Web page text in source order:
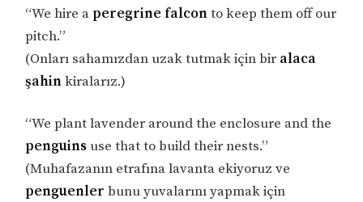
“We hire a peregrine falconto keep them off our
pitch.”
(Onları sahamızdan uzak tutmak için bir alaca
şahinkiralarız.)
“We plant lavender around the enclosure and the
penguins use that to build their nests.”
(Muhafazanın etrafına lavanta ekiyoruz ve
penguenler bunu yuvalarını yapmak için